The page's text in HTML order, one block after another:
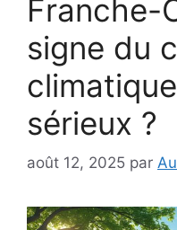
Franche-
signe du
sérieux ?
août 12, 2025 par